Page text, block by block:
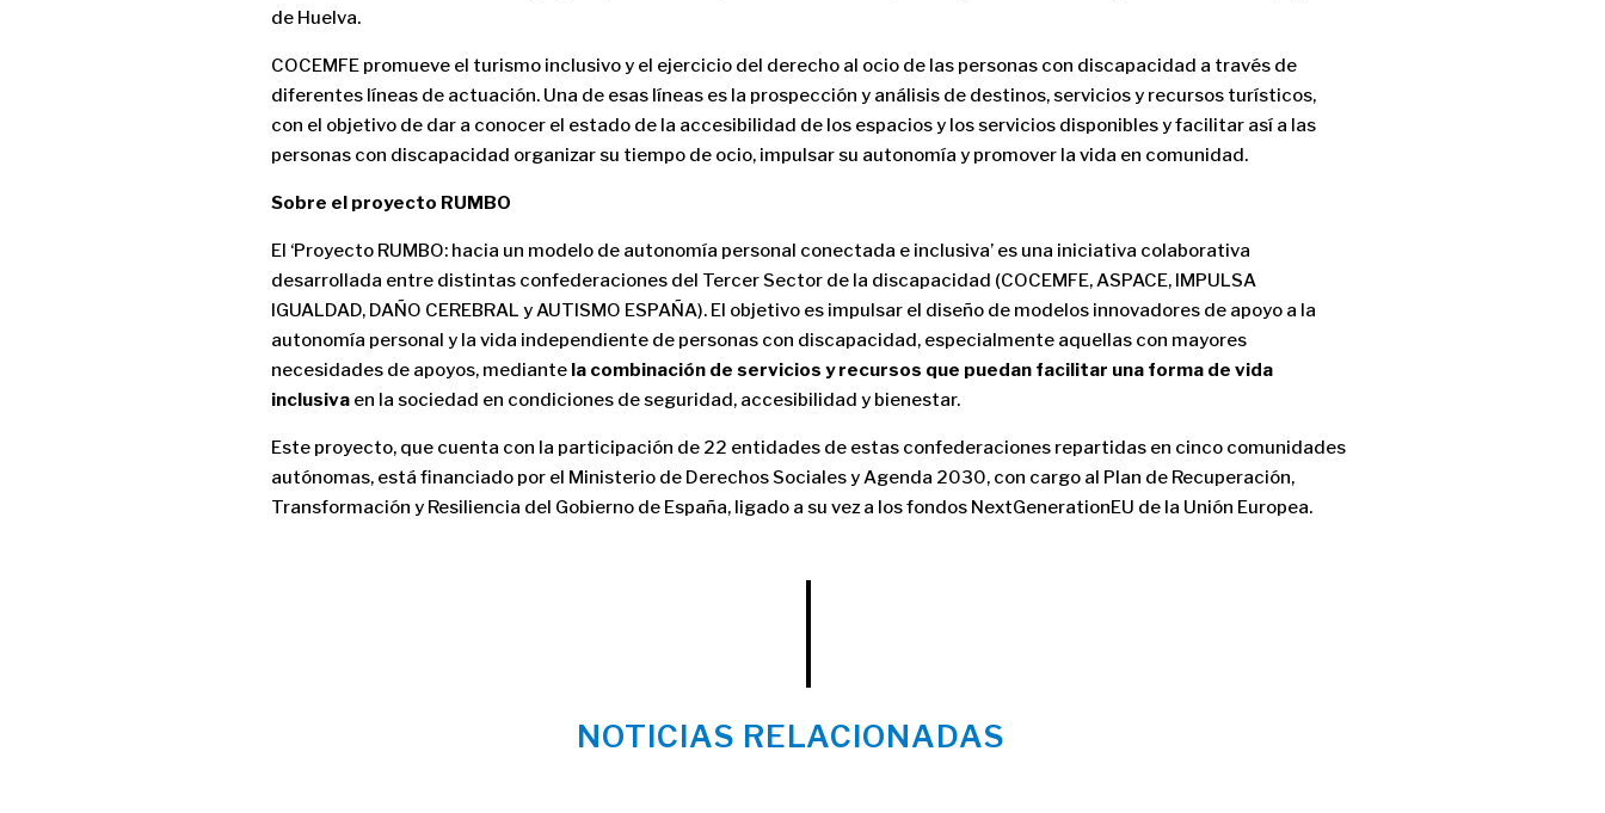
de Huelva.
COCEMFE promueve el turismo inclusivo y el ejercicio del derecho al ocio de las personas con discapacidad a través de
diferentes líneas de actuación. Una de esas líneas es la prospección y análisis de destinos, servicios y recursos turísticos,
con el objetivo de dar a conocer el estado de la accesibilidad de los espacios y los servicios disponibles y facilitar así a las
personas con discapacidad organizar su tiempo de ocio, impulsar su autonomía y promover la vida en comunidad.
Sobre el proyecto RUMBO
El ‘Proyecto RUMBO: hacia un modelo de autonomía personal conectada e inclusiva’ es una iniciativa colaborativa
desarrollada entre distintas confederaciones del Tercer Sector de la discapacidad (COCEMFE, ASPACE, IMPULSA
IGUALDAD, DAÑO CEREBRAL y AUTISMO ESPAÑA). El objetivo es impulsar el diseño de modelos innovadores de apoyo a la
autonomía personal y la vida independiente de personas con discapacidad, especialmente aquellas con mayores
necesidades de apoyos, mediante la combinación de servicios y recursos que puedan facilitar una forma de vida
inclusiva en la sociedad en condiciones de seguridad, accesibilidad y bienestar.
Este proyecto, que cuenta con la participación de 22 entidades de estas confederaciones repartidas en cinco comunidades
autónomas, está financiado por el Ministerio de Derechos Sociales y Agenda 2030, con cargo al Plan de Recuperación,
Transformación y Resiliencia del Gobierno de España, ligado a su vez a los fondos NextGenerationEU de la Unión Europea.
NOTICIAS RELACIONADAS